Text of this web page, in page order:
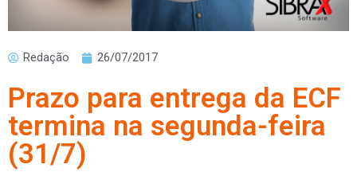
Redação 26/07/2017
Prazo para entrega da ECF
termina na segunda-feira
(31/7)